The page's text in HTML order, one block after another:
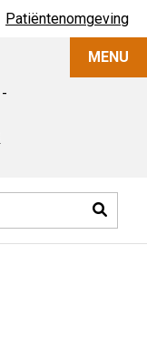
Patiëntenomgeving
MENU